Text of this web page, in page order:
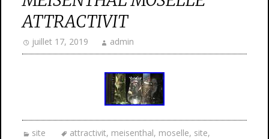
ATTRACTIVIT
juillet 17, 2019 admin
site attractivit, meisenthal, moselle, site,